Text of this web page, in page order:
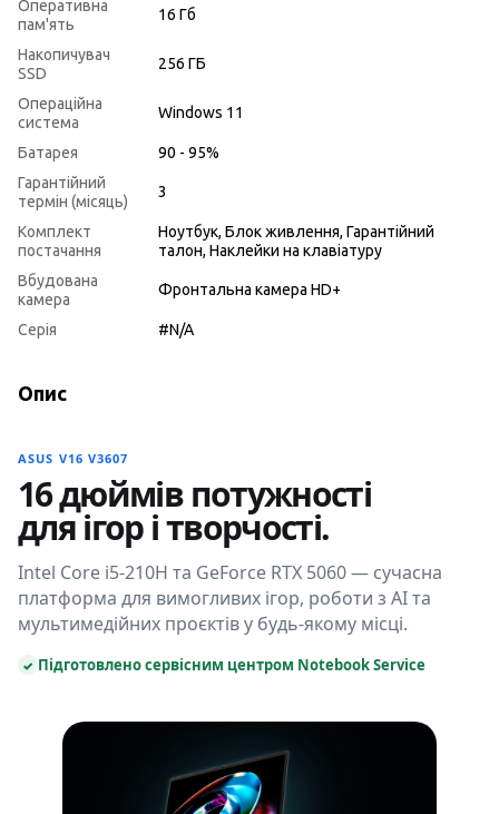
Оперативна
пам'ять
16 Гб
Накопичувач
SSD
256 ГБ
Операційна
система
Windows 11
Батарея
90 - 95%
Гарантійний
термін (місяць)
3
Комплект
постачання
Ноутбук, Блок живлення, Гарантійний
талон, Наклейки на клавіатуру
Вбудована
камера
Фронтальна камера HD+
Серія #N/A
Опис
ASUS V16 V3607
16 дюймів потужності
для ігор і творчості.
Intel Core i5-210H та GeForce RTX 5060 — сучасна
платформа для вимогливих ігор, роботи з AI та
мультимедійних проєктів у будь-якому місці.
✓ Підготовлено сервісним центром Notebook Service